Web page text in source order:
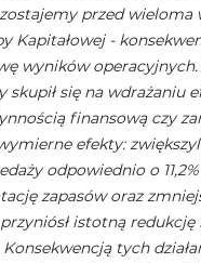
przed
Kapitałowej -
wyników
skupił się na wdrażaniu
finansową czy
efekty:
odpowiednio o
zapasów oraz
istotną
Konsekwencją tych